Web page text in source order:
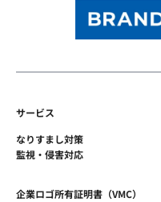
サービス
なりすまし対策
監視・侵害対応
企業ロゴ所有証明書（VMC）